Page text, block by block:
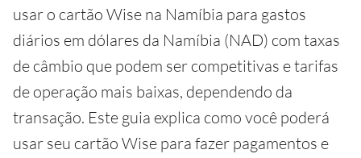
usar o cartão Wise na Namíbia para gastos
diários em dólares da Namíbia (NAD) com taxas
de câmbio que podem ser competitivas e tarifas
de operação mais baixas, dependendo da
transação. Este guia explica como você poderá
usar seu cartão Wise para fazer pagamentos e